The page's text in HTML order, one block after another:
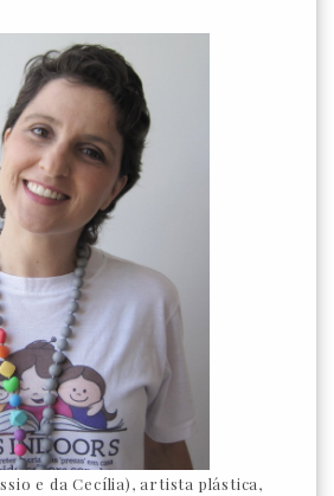
e da Cecília), artista plástica,